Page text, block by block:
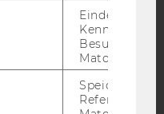
WEBSEITE
Eindeutige
Besuchers
Matomo.
Speicherung
Referrers